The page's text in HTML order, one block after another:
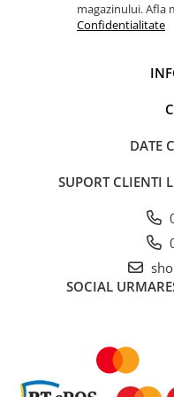
Mobil Delvac Ultra 5W-
alegerea ideală pentru
internă și economie de
sintetică, aprobată de
performanță constantă
magazinului. Afla
Confidentialitate
DATE
SUPORT CLIENTI
SOCIAL